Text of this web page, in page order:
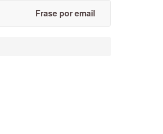
Frase por email